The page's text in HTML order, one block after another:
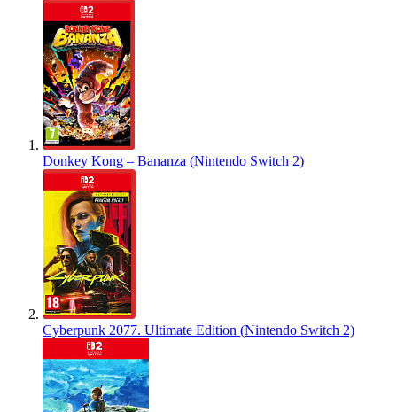
Donkey Kong – Bananza (Nintendo Switch 2)
Cyberpunk 2077. Ultimate Edition (Nintendo Switch 2)